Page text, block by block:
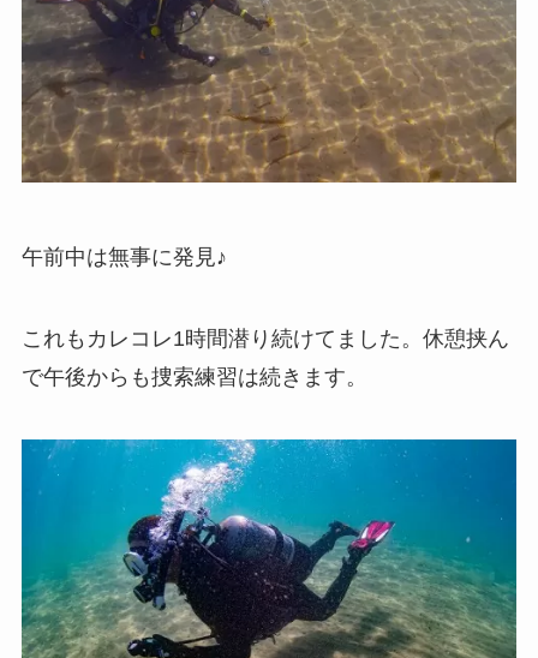
午前中は無事に発見♪
これもカレコレ1時間潜り続けてました。休憩挟ん
で午後からも捜索練習は続きます。